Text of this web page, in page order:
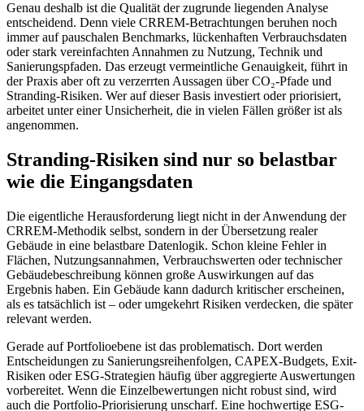
Genau deshalb ist die Qualität der zugrunde liegenden Analyse
entscheidend. Denn viele CRREM-Betrachtungen beruhen noch
immer auf pauschalen Benchmarks, lückenhaften Verbrauchsdaten
oder stark vereinfachten Annahmen zu Nutzung, Technik und
Sanierungspfaden. Das erzeugt vermeintliche Genauigkeit, führt in
der Praxis aber oft zu verzerrten Aussagen über CO₂-Pfade und
Stranding-Risiken. Wer auf dieser Basis investiert oder priorisiert,
arbeitet unter einer Unsicherheit, die in vielen Fällen größer ist als
angenommen.
Stranding-Risiken sind nur so belastbar
wie die Eingangsdaten
Die eigentliche Herausforderung liegt nicht in der Anwendung der
CRREM-Methodik selbst, sondern in der Übersetzung realer
Gebäude in eine belastbare Datenlogik. Schon kleine Fehler in
Flächen, Nutzungsannahmen, Verbrauchswerten oder technischer
Gebäudebeschreibung können große Auswirkungen auf das
Ergebnis haben. Ein Gebäude kann dadurch kritischer erscheinen,
als es tatsächlich ist – oder umgekehrt Risiken verdecken, die später
relevant werden.
Gerade auf Portfolioebene ist das problematisch. Dort werden
Entscheidungen zu Sanierungsreihenfolgen, CAPEX-Budgets, Exit-
Risiken oder ESG-Strategien häufig über aggregierte Auswertungen
vorbereitet. Wenn die Einzelbewertungen nicht robust sind, wird
auch die Portfolio-Priorisierung unscharf. Eine hochwertige ESG-